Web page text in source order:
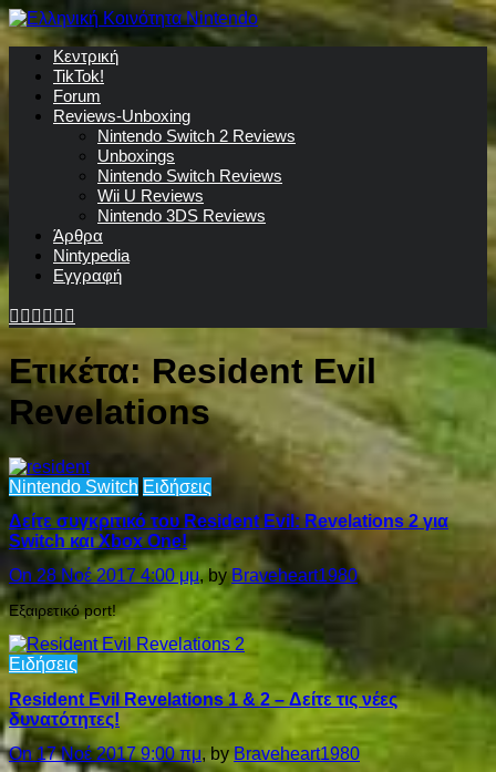
Κεντρική
TikTok!
Forum
Reviews-Unboxing
Nintendo Switch 2 Reviews
Unboxings
Nintendo Switch Reviews
Wii U Reviews
Nintendo 3DS Reviews
Άρθρα
Nintypedia
Εγγραφή
Ετικέτα: Resident Evil
Revelations
Nintendo Switch Ειδήσεις
Δείτε συγκριτικό του Resident Evil: Revelations 2 για
Switch και Xbox One!
On 28 Νοέ 2017 4:00 μμ, by Braveheart1980
Εξαιρετικό port!
Ειδήσεις
Resident Evil Revelations 1 & 2 – Δείτε τις νέες
δυνατότητες!
On 17 Νοέ 2017 9:00 πμ, by Braveheart1980